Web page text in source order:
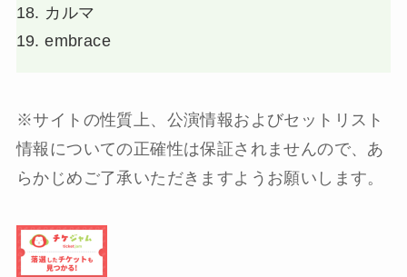
カルマ
embrace
※サイトの性質上、公演情報およびセットリスト
情報についての正確性は保証されませんので、あ
らかじめご了承いただきますようお願いします。